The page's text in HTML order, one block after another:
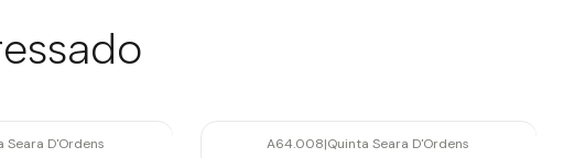
Seara D'Ordens A64.008|Quinta Seara D'Ordens